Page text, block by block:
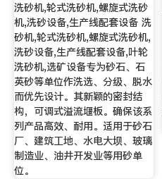
洗砂机,轮式洗砂机,螺旋式洗砂
机,洗砂设备,生产线配套设备 洗
砂机,轮式洗砂机,螺旋式洗砂机,
洗砂设备,生产线配套设备,叶轮
洗砂机,选矿设备专为砂石、石
英砂等单位作洗选、分级、脱水
而优先设计。其新颖的密封结
构，可调式溢流堰板。确保该系
列产品高效、耐用。适用于砂石
厂、建筑工地、水电大坝、玻璃
制造业、油井开发业等用砂单
位。